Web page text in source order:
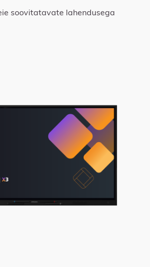
soovitatavate lahendusega